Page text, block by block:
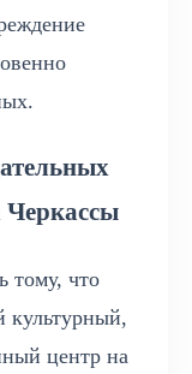
Черкассы
тому, что
культурный,
центр на